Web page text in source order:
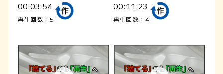
00:03:54
再生回数：5
00:11:23
再生回数：4